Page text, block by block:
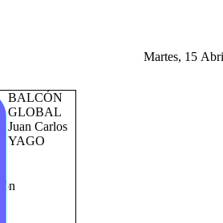
Martes, 15
BALCÓN
GLOBAL
Juan Carlos
YAGO